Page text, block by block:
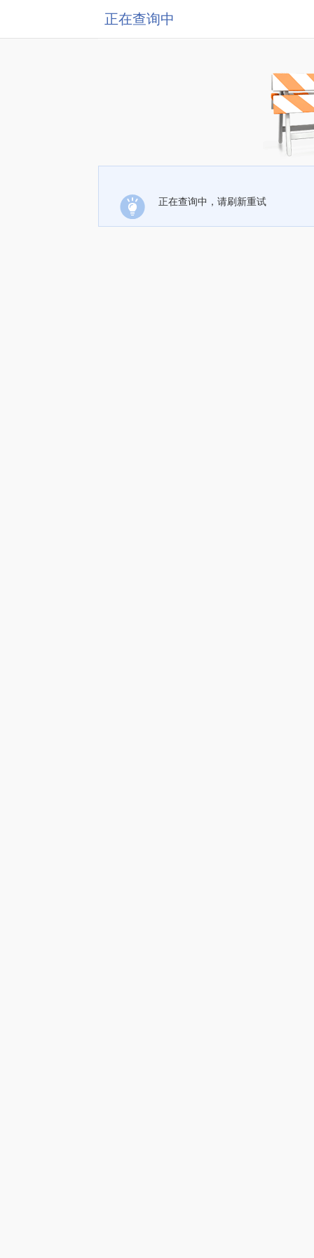
正在查询中
正在查询中，请刷新重试